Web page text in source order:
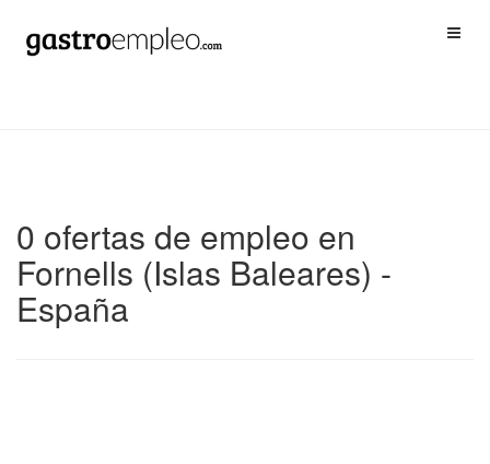
0 ofertas de empleo en
Fornells (Islas Baleares) -
España